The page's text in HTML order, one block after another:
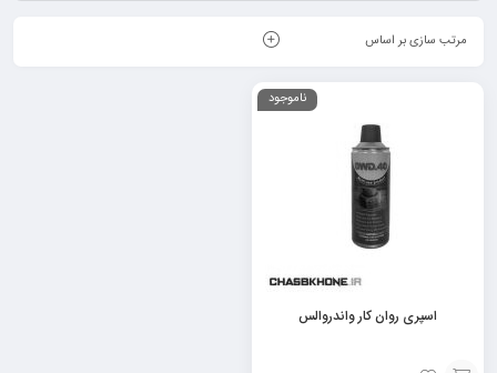
مرتب سازی بر اساس
ناموجود
اسپری روان کار واندروالس